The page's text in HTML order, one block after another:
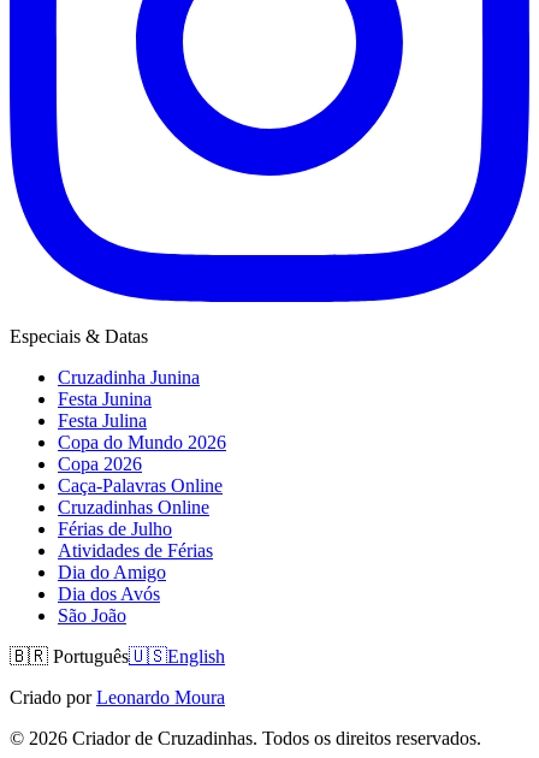
Especiais & Datas
Cruzadinha Junina
Festa Junina
Festa Julina
Copa do Mundo 2026
Copa 2026
Caça-Palavras Online
Cruzadinhas Online
Férias de Julho
Atividades de Férias
Dia do Amigo
Dia dos Avós
São João
🇧🇷 Português🇺🇸English
Criado por Leonardo Moura
© 2026 Criador de Cruzadinhas. Todos os direitos reservados.